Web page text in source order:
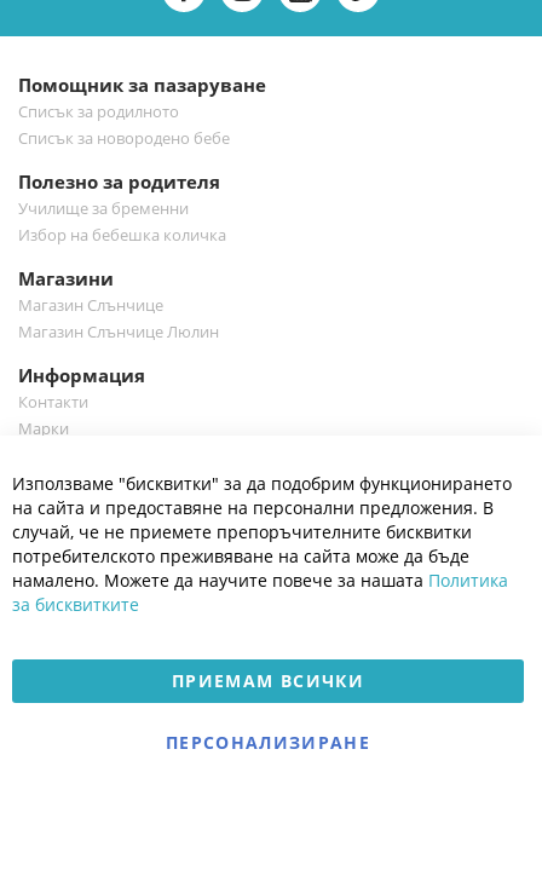
бюлетин:
Помощник за пазаруване
Списък за родилното
Списък за новородено бебе
Полезно за родителя
Училище за бременни
Избор на бебешка количка
Магазини
Магазин Слънчице
Магазин Слънчице Люлин
Информация
Контакти
Марки
Полезно
Общи условия
Политика за поверителност
Платформа за OPC
Доставка и плащане
Електронен магазин
разработен и поддържан
Използваме "бисквитки" за да подобрим функционирането
на сайта и предоставяне на персонални предложения. В
случай, че не приемете препоръчителните бисквитки
потребителското преживяване на сайта може да бъде
намалено. Можете да научите повече за нашата Политика
за бисквитките
ПРИЕМАМ ВСИЧКИ
ПЕРСОНАЛИЗИРАНЕ